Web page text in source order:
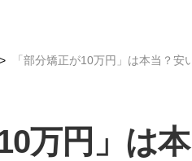
「部分矯正が10万円」は本当？
万円」は